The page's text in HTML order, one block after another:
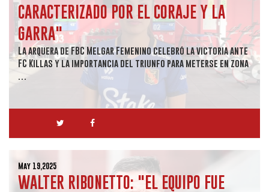
CARACTERIZADO POR EL CORAJE Y LA
GARRA"
La arquera de FBC Melgar Femenino celebró la victoria ante
FC Killas y la importancia del triunfo para meterse en zona
May 19,2025
WALTER RIBONETTO: "EL EQUIPO FUE